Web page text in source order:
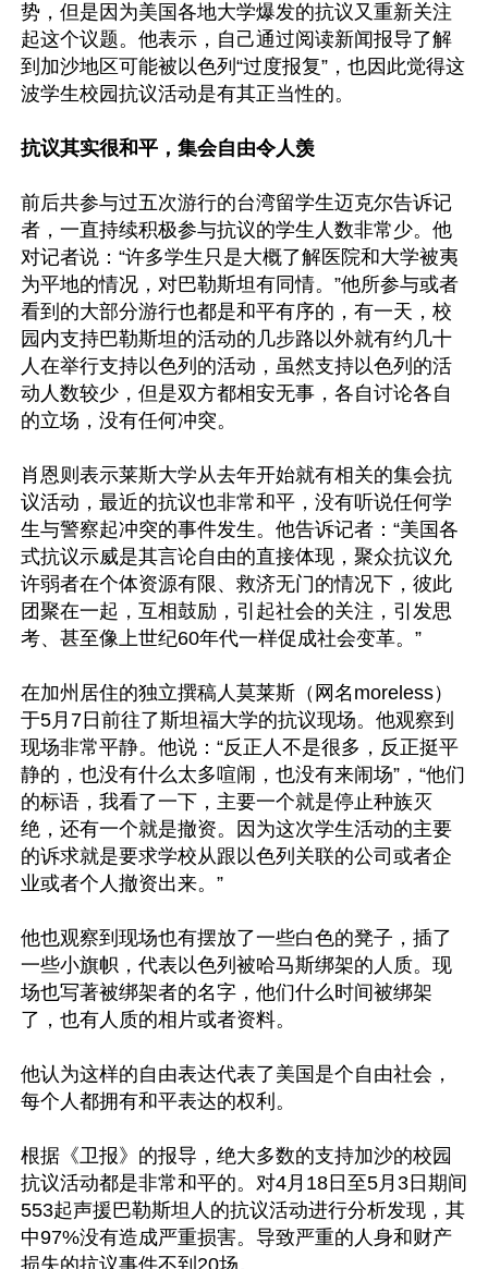
势，但是因为美国各地大学爆发的抗议又重新关注
起这个议题。他表示，自己通过阅读新闻报导了解
到加沙地区可能被以色列“过度报复”，也因此觉得这
波学生校园抗议活动是有其正当性的。
抗议其实很和平，集会自由令人羡
前后共参与过五次游行的台湾留学生迈克尔告诉记
者，一直持续积极参与抗议的学生人数非常少。他
对记者说：“许多学生只是大概了解医院和大学被夷
为平地的情况，对巴勒斯坦有同情。”他所参与或者
看到的大部分游行也都是和平有序的，有一天，校
园内支持巴勒斯坦的活动的几步路以外就有约几十
人在举行支持以色列的活动，虽然支持以色列的活
动人数较少，但是双方都相安无事，各自讨论各自
的立场，没有任何冲突。
肖恩则表示莱斯大学从去年开始就有相关的集会抗
议活动，最近的抗议也非常和平，没有听说任何学
生与警察起冲突的事件发生。他告诉记者：“美国各
式抗议示威是其言论自由的直接体现，聚众抗议允
许弱者在个体资源有限、救济无门的情况下，彼此
团聚在一起，互相鼓励，引起社会的关注，引发思
考、甚至像上世纪60年代一样促成社会变革。”
在加州居住的独立撰稿人莫莱斯（网名moreless）
于5月7日前往了斯坦福大学的抗议现场。他观察到
现场非常平静。他说：“反正人不是很多，反正挺平
静的，也没有什么太多喧闹，也没有来闹场”，“他们
的标语，我看了一下，主要一个就是停止种族灭
绝，还有一个就是撤资。因为这次学生活动的主要
的诉求就是要求学校从跟以色列关联的公司或者企
业或者个人撤资出来。”
他也观察到现场也有摆放了一些白色的凳子，插了
一些小旗帜，代表以色列被哈马斯绑架的人质。现
场也写著被绑架者的名字，他们什么时间被绑架
了，也有人质的相片或者资料。
他认为这样的自由表达代表了美国是个自由社会，
每个人都拥有和平表达的权利。
根据《卫报》的报导，绝大多数的支持加沙的校园
抗议活动都是非常和平的。对4月18日至5月3日期间
553起声援巴勒斯坦人的抗议活动进行分析发现，其
中97%没有造成严重损害。导致严重的人身和财产
损失的抗议事件不到20场。